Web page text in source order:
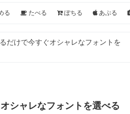
る たべる ぽちる あぷる
だけで今すぐオシャレなフォントを
シャレなフォントを選べる